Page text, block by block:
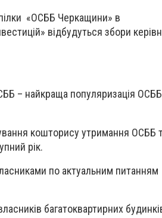
«ОСББ Черкащини» в
відбудуться збори
– найкраща популяризація
кошторису утримання ОСББ
рік.
по актуальним питанням
багатоквартирних